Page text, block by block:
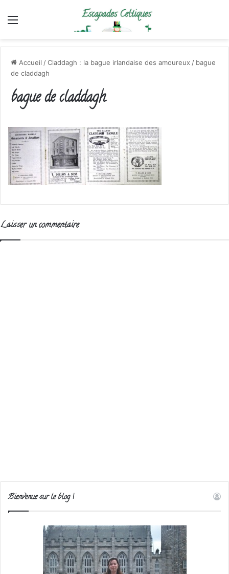
Menu
Accueil /Claddagh : la bague irlandaise des amoureux / bague
de claddagh
bague de claddagh
Laisser un commentaire
Bienvenue sur le blog !